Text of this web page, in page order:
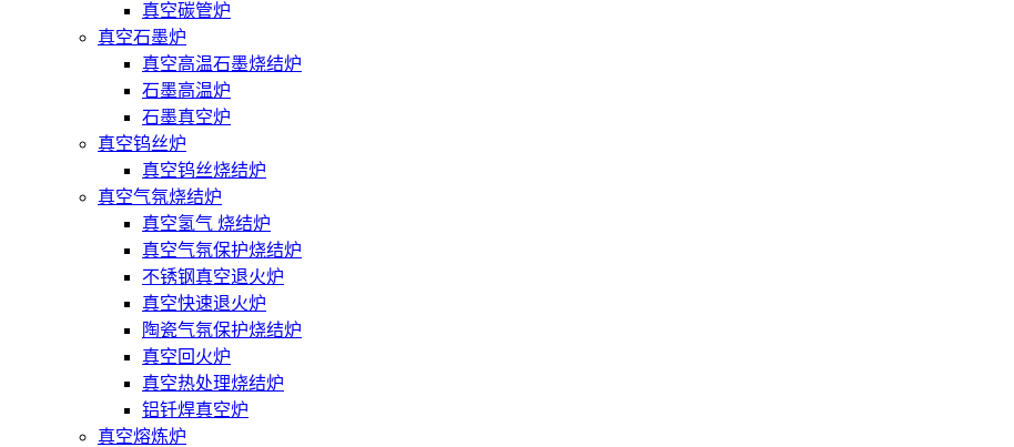
真空碳管炉
真空石墨炉
真空高温石墨烧结炉
石墨高温炉
石墨真空炉
真空钨丝炉
真空钨丝烧结炉
真空气氛烧结炉
真空氢气 烧结炉
真空气氛保护烧结炉
不锈钢真空退火炉
真空快速退火炉
陶瓷气氛保护烧结炉
真空回火炉
真空热处理烧结炉
铝钎焊真空炉
真空熔炼炉